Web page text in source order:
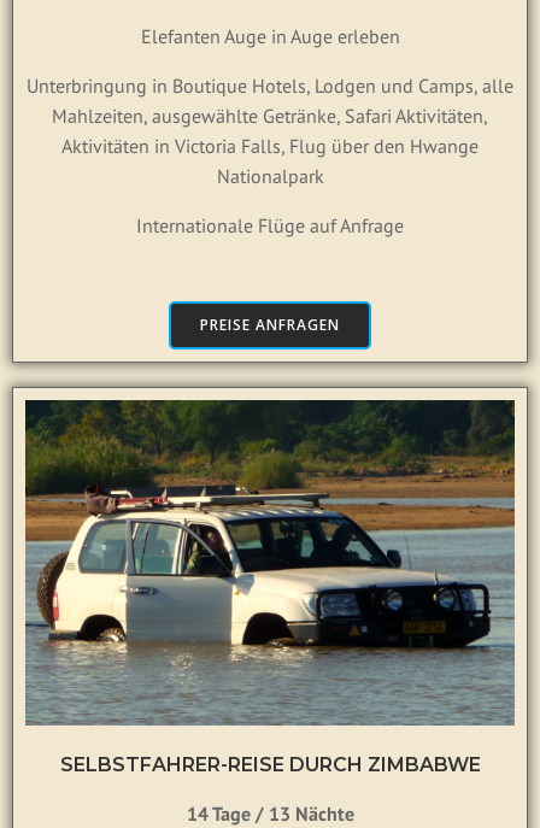
Elefanten Auge in Auge erleben
Unterbringung in Boutique Hotels, Lodgen und Camps, alle
Mahlzeiten, ausgewählte Getränke, Safari Aktivitäten,
Aktivitäten in Victoria Falls, Flug über den Hwange
Nationalpark
Internationale Flüge auf Anfrage
PREISE ANFRAGEN
SELBSTFAHRER-REISE DURCH ZIMBABWE
14 Tage / 13 Nächte